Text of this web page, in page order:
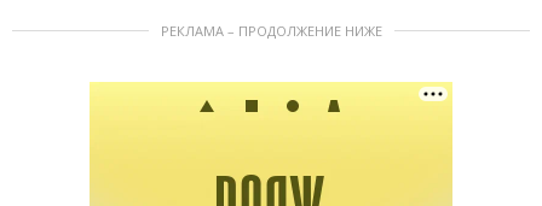
РЕКЛАМА – ПРОДОЛЖЕНИЕ НИЖЕ